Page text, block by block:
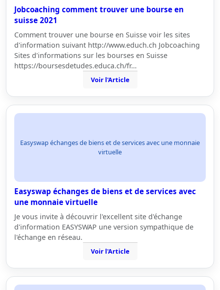
Jobcoaching comment trouver une bourse en
suisse 2021
Comment trouver une bourse en Suisse voir les sites
d'information suivant http://www.educh.ch Jobcoaching
Sites d'informations sur les bourses en Suisse
https://boursesdetudes.educa.ch/fr…
Voir l'Article
Easyswap échanges de biens et de services avec une monnaie
virtuelle
Easyswap échanges de biens et de services avec
une monnaie virtuelle
Je vous invite à découvrir l'excellent site d'échange
d'information EASYSWAP une version sympathique de
l'échange en réseau.
Voir l'Article